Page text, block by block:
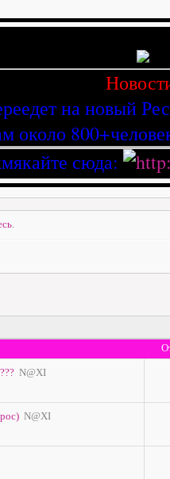
на новый
около
сюда:
.
N@XI
N@XI